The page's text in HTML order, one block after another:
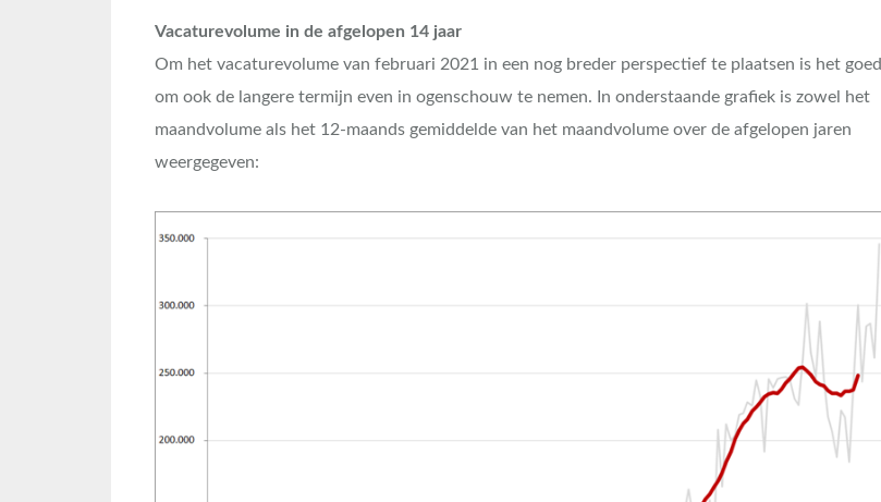
Vacaturevolume in de afgelopen 14 jaar
Om het vacaturevolume van februari 2021 in een nog breder perspectief te plaatsen is het goed
om ook de langere termijn even in ogenschouw te nemen. In onderstaande grafiek is zowel het
maandvolume als het 12-maands gemiddelde van het maandvolume over de afgelopen jaren
weergegeven: